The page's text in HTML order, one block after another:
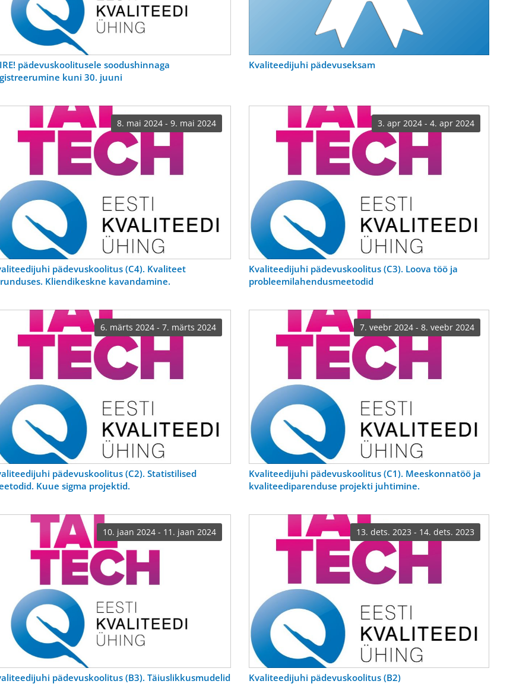
pädevuskoolitusele soodushinnaga
kuni 30. juuni
Kvaliteedijuhi pädevuseksam
8. mai 2024 - 9. mai 2024
pädevuskoolitus (C4). Kvaliteet
Kliendikeskne kavandamine.
3. apr 2024 - 4. apr 2024
Kvaliteedijuhi pädevuskoolitus (C3). Loova töö ja
probleemilahendusmeetodid
6. märts 2024 - 7. märts 2024
pädevuskoolitus (C2). Statistilised
Kuue sigma projektid.
7. veebr 2024 - 8. veebr 2024
Kvaliteedijuhi pädevuskoolitus (C1). Meeskonnatöö ja
kvaliteediparenduse projekti juhtimine.
10. jaan 2024 - 11. jaan 2024
pädevuskoolitus (B3). Täiuslikkusmudelid
13. dets. 2023 - 14. dets. 2023
Kvaliteedijuhi pädevuskoolitus (B2)